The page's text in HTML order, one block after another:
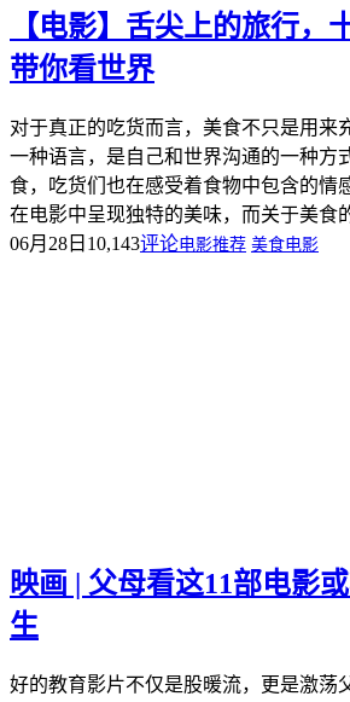
【电影】舌尖上的旅行，
带你看世界
对于真正的吃货而言，美食不只是用来
一种语言，是自己和世界沟通的一种方
食，吃货们也在感受着食物中包含的情
在电影中呈现独特的美味，而关于美食
06月28日 10,143评论电影推荐 美食电影
映画 | 父母看这11部电影
生
好的教育影片不仅是股暖流，更是激荡